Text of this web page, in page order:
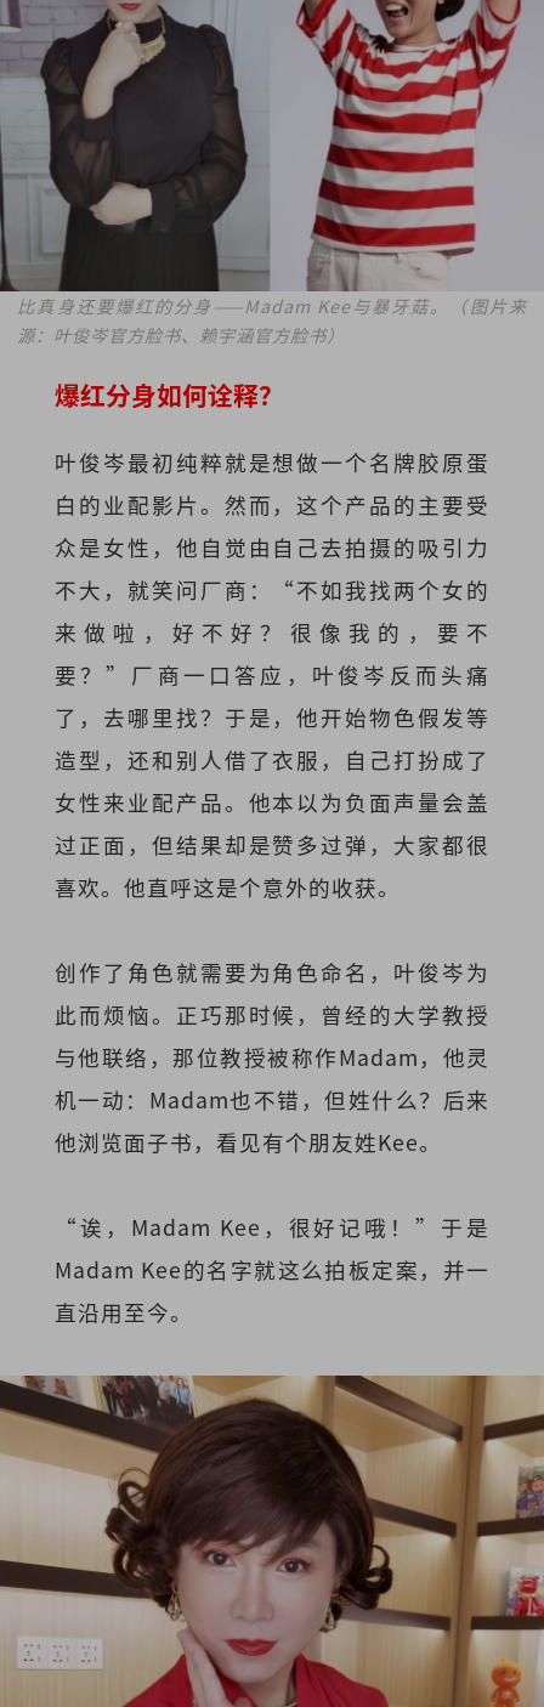
比真身还要爆红的分身——Madam Kee与暴牙菇。（图片来
源：叶俊岑官方脸书、赖宇涵官方脸书）
爆红分身如何诠释？
叶俊岑最初纯粹就是想做一个名牌胶原蛋
白的业配影片。然而，这个产品的主要受
众是女性，他自觉由自己去拍摄的吸引力
不大，就笑问厂商：“不如我找两个女的
来做啦，好不好？很像我的，要不
要？”厂商一口答应，叶俊岑反而头痛
了，去哪里找？于是，他开始物色假发等
造型，还和别人借了衣服，自己打扮成了
女性来业配产品。他本以为负面声量会盖
过正面，但结果却是赞多过弹，大家都很
喜欢。他直呼这是个意外的收获。
创作了角色就需要为角色命名，叶俊岑为
此而烦恼。正巧那时候，曾经的大学教授
与他联络，那位教授被称作Madam，他灵
机一动：Madam也不错，但姓什么？后来
他浏览面子书，看见有个朋友姓Kee。
“诶，Madam Kee，很好记哦！”于是
Madam Kee的名字就这么拍板定案，并一
直沿用至今。